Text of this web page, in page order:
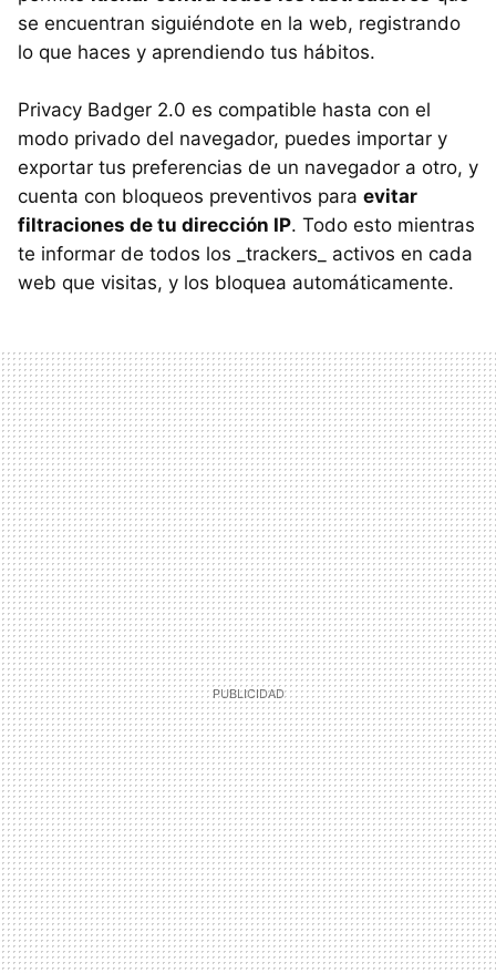
se encuentran siguiéndote en la web, registrando
lo que haces y aprendiendo tus hábitos.
Privacy Badger 2.0 es compatible hasta con el
modo privado del navegador, puedes importar y
exportar tus preferencias de un navegador a otro, y
cuenta con bloqueos preventivos para evitar
filtraciones de tu dirección IP. Todo esto mientras
te informar de todos los _trackers_ activos en cada
web que visitas, y los bloquea automáticamente.